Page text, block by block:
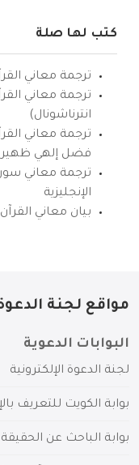
كتب لها صلة
ترجمة معاني
ترجمة معاني
انترناشونال)
ترجمة معاني
فضل إلهي ظهير
ترجمة معاني
الإنجليزية
بيان معاني القرآن
مواقع لجنة الدعوة
البوابات الدعوية
لجنة الدعوة الإلكترونية
بوابة الكويت للتعريف
بوابة الباحث عن الحقيقة